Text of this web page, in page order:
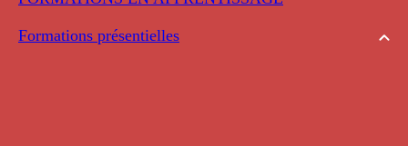
Formations présentielles